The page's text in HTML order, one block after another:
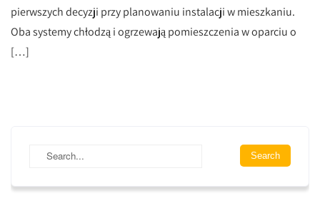
pierwszych decyzji przy planowaniu instalacji w mieszkaniu.
Oba systemy chłodzą i ogrzewają pomieszczenia w oparciu o
[…]